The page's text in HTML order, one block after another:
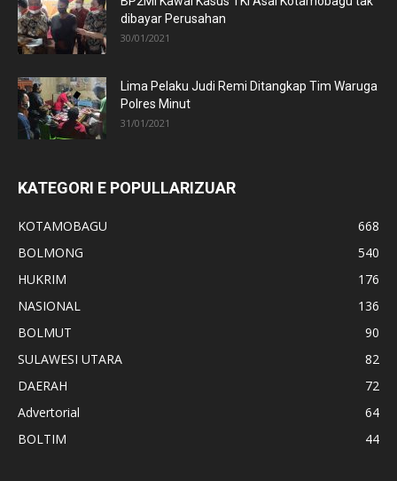
dibayar Perusahan
30/01/2021
Lima Pelaku Judi Remi Ditangkap Tim Waruga
Polres Minut
31/01/2021
KATEGORI E POPULLARIZUAR
KOTAMOBAGU
668
BOLMONG
540
HUKRIM
176
NASIONAL
136
BOLMUT
90
SULAWESI UTARA
82
DAERAH
72
Advertorial
64
BOLTIM
44